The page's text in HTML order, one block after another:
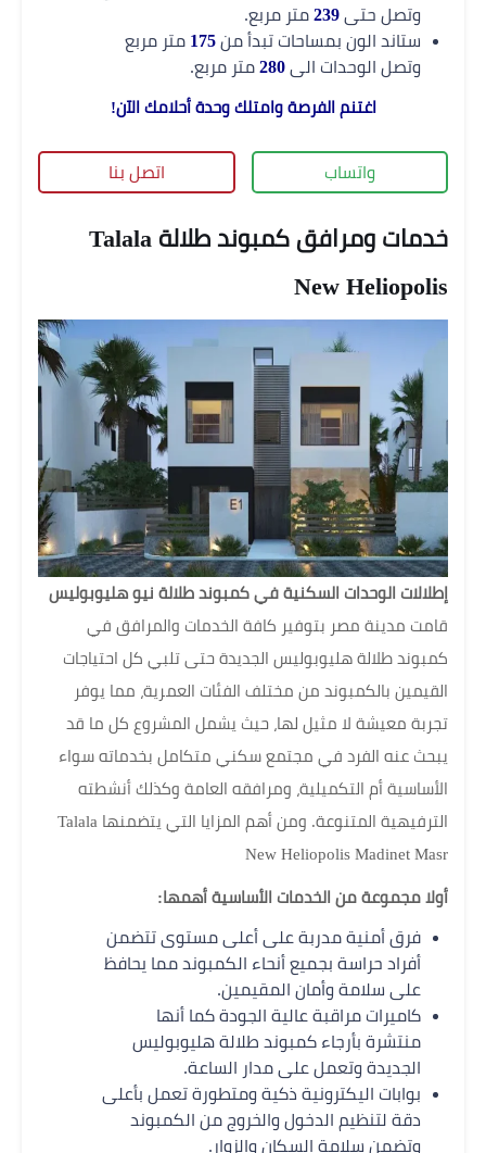
وتصل حتى 239 متر مربع.
ستاند الون بمساحات تبدأ من 175 متر مربع
وتصل الوحدات الى 280 متر مربع.
اغتنم الفرصة وامتلك وحدة أحلامك الآن!
واتساب اتصل بنا
خدمات ومرافق كمبوند طلالة Talala
New Heliopolis
إطلالات الوحدات السكنية في كمبوند طلالة نيو هليوبوليس
قامت مدينة مصر بتوفير كافة الخدمات والمرافق في
كمبوند طلالة هليوبوليس الجديدة حتى تلبي كل احتياجات
القيمين بالكمبوند من مختلف الفئات العمرية، مما يوفر
تجربة معيشة لا مثيل لها، حيث يشمل المشروع كل ما قد
يبحث عنه الفرد في مجتمع سكني متكامل بخدماته سواء
الأساسية أم التكميلية، ومرافقه العامة وكذلك أنشطته
الترفيهية المتنوعة. ومن أهم المزايا التي يتضمنها Talala
New Heliopolis Madinet Masr
أولا مجموعة من الخدمات الأساسية أهمها:
فرق أمنية مدربة على أعلى مستوى تتضمن
أفراد حراسة بجميع أنحاء الكمبوند مما يحافظ
على سلامة وأمان المقيمين.
كاميرات مراقبة عالية الجودة كما أنها
منتشرة بأرجاء كمبوند طلالة هليوبوليس
الجديدة وتعمل على مدار الساعة.
بوابات اليكترونية ذكية ومتطورة تعمل بأعلى
دقة لتنظيم الدخول والخروج من الكمبوند
وتضمن سلامة السكان والزوار.